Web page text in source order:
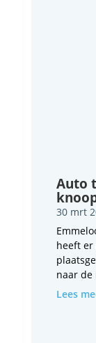
Auto
30 mrt
heeft er
naar de
Lees